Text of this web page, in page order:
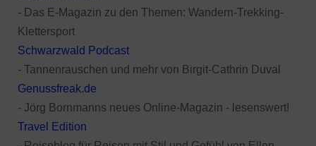
- Das E-Magazin zu den Themen: Wandern-Trekking-
Klettersport
Schwarzwald Podcast
- Tannenrauschen und mehr von Birgit-Cathrin Duval
Genussfreak.de
- Jörg Bornmanns neues Online-Magazin - lesenswert!
Travel Edition